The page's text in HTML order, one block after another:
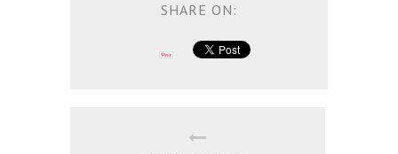
SHARE ON: